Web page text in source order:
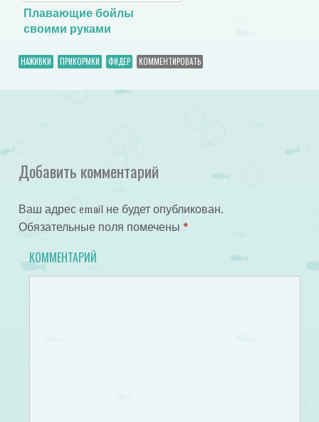
Плавающие бойлы
своими руками
НАЖИВКИ ПРИКОРМКИ ФИДЕР КОММЕНТИРОВАТЬ
Добавить комментарий
Ваш адрес email не будет опубликован.
Обязательные поля помечены *
КОММЕНТАРИЙ